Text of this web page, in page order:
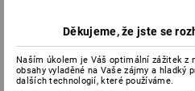
ochranná
Děkujeme, že jste se
Naším úkolem je Váš optimální zážitek z
obsahy vyladěné na Vaše zájmy a hladký
dalších technologií, které používáme.